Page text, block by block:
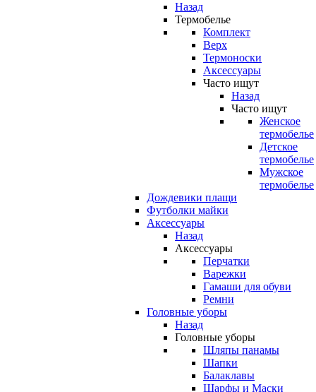
Назад
Термобелье
Комплект
Верх
Термоноски
Аксессуары
Часто ищут
Назад
Часто ищут
Женское
термобелье
Детское
термобелье
Мужское
термобелье
Дождевики плащи
Футболки майки
Аксессуары
Назад
Аксессуары
Перчатки
Варежки
Гамаши для обуви
Ремни
Головные уборы
Назад
Головные уборы
Шляпы панамы
Шапки
Балаклавы
Шарфы и Маски